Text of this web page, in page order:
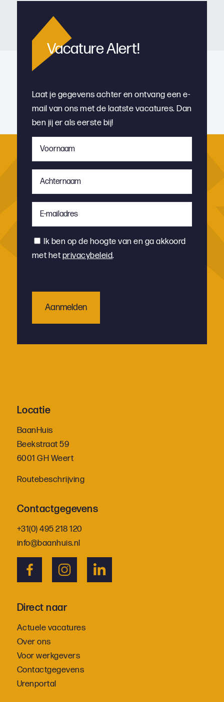
Vacature Alert!
Laat je gegevens achter en ontvang een e-
mail van ons met de laatste vacatures. Dan
ben jij er als eerste bij!
Voornaam
Achternaam
*Instemming
Ik ben op de hoogte van en ga akkoord
met het privacybeleid.
Locatie
BaanHuis
Beekstraat 59
6001 GH Weert
Routebeschrijving
Contactgegevens
+31(0) 495 218 120
info@baanhuis.nl
Direct naar
Actuele vacatures
Over ons
Voor werkgevers
Contactgegevens
Urenportal